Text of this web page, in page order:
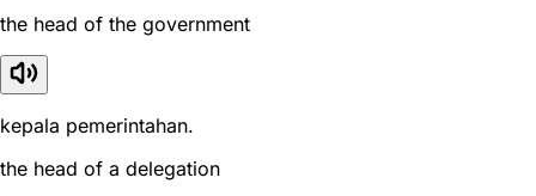
the head of the government
kepala pemerintahan.
the head of a delegation